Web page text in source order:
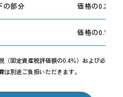
の部分 価格の0.275%
価格の
固定資産税評価額の0.4％）および必
別途ご負担いただきます。